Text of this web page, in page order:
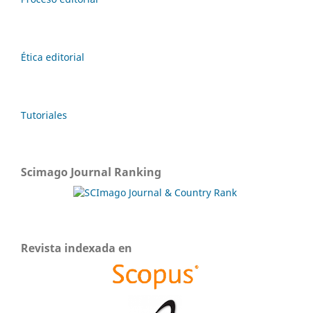
Ética editorial
Tutoriales
Scimago Journal Ranking
Revista indexada en